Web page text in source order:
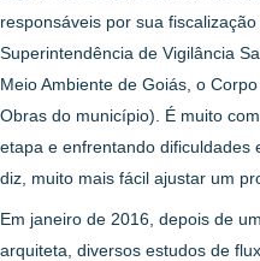
responsáveis por sua
Superintendência de Vigilância
Meio Ambiente de Goiás, o
Obras do município). É muito
etapa e enfrentando dificuldades
diz, muito mais fácil ajustar um
Em janeiro de 2016, depois de
arquiteta, diversos estudos de